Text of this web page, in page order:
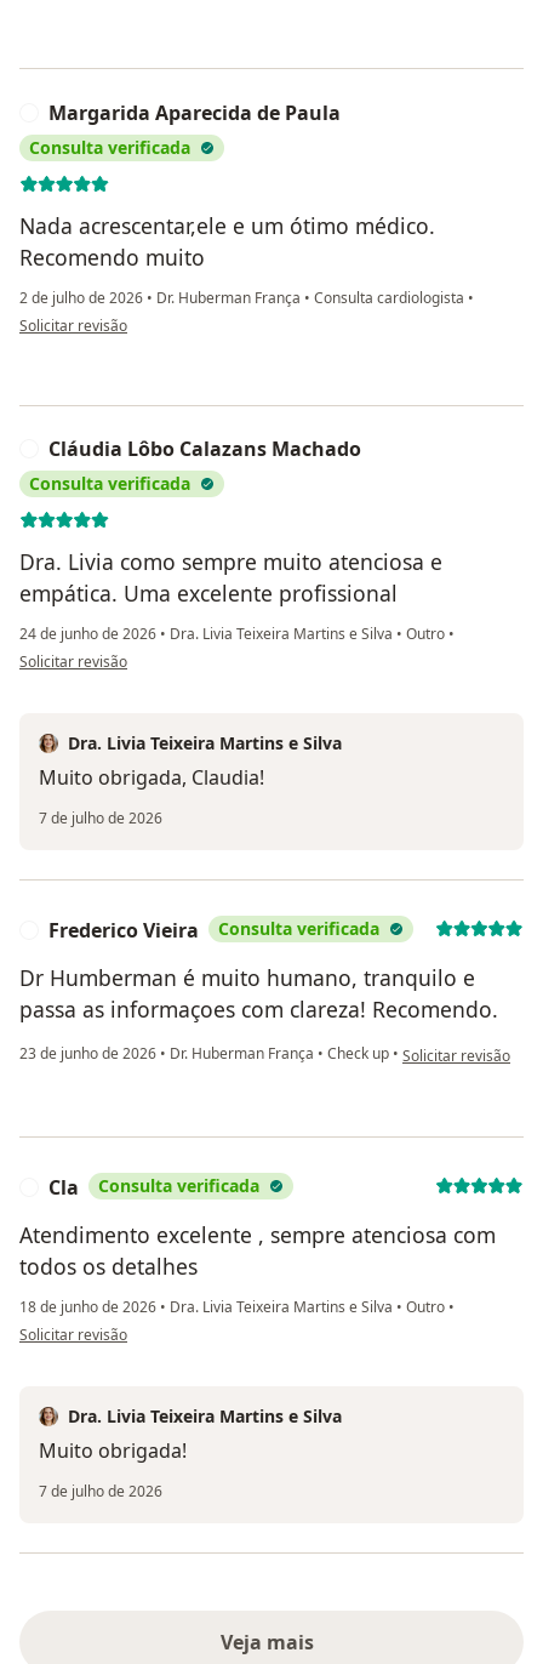
Margarida Aparecida de Paula
Consulta verificada
Nada acrescentar,ele e um ótimo médico.
Recomendo muito
2 de julho de 2026 • Dr. Huberman França • Consulta cardiologista •
na opinião do utilizador Margarida Aparecida de Paula
Solicitar revisão
Cláudia Lôbo Calazans Machado
Consulta verificada
Dra. Livia como sempre muito atenciosa e
empática. Uma excelente profissional
24 de junho de 2026 • Dra. Livia Teixeira Martins e Silva • Outro •
na opinião do utilizador Cláudia Lôbo Calazans Machado
Solicitar revisão
Dra. Livia Teixeira Martins e Silva
Muito obrigada, Claudia!
7 de julho de 2026
Frederico Vieira Consulta verificada
Dr Humberman é muito humano, tranquilo e
passa as informaçoes com clareza! Recomendo.
23 de junho de 2026 • Dr. Huberman França • Check up • na opinião do
Solicitar revisão
Cla Consulta verificada
Atendimento excelente , sempre atenciosa com
todos os detalhes
18 de junho de 2026 • Dra. Livia Teixeira Martins e Silva • Outro •
na opinião do utilizador Cla
Solicitar revisão
Dra. Livia Teixeira Martins e Silva
Muito obrigada!
7 de julho de 2026
Veja mais